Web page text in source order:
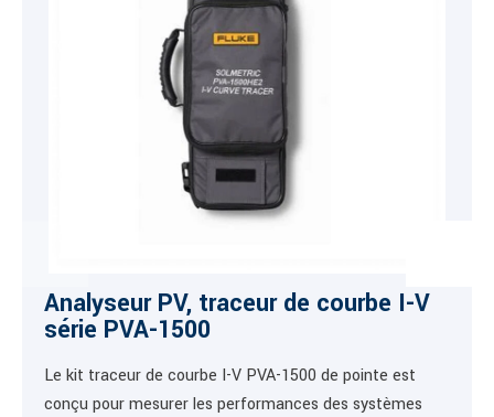
Analyseur PV, traceur de courbe I-V
série PVA-1500
Le kit traceur de courbe I-V PVA-1500 de pointe est
conçu pour mesurer les performances des systèmes